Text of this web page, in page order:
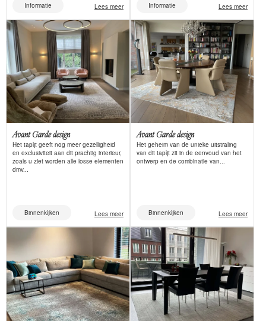
Informatie Lees meer Informatie Lees meer
Avant Garde design
Het tapijt geeft nog meer gezelligheid
en exclusiviteit aan dit prachtig interieur,
zoals u ziet worden alle losse elementen
dmv...
Binnenkijken Lees meer
Avant Garde design
Het geheim van de unieke uitstraling
van dit tapijt zit in de eenvoud van het
ontwerp en de combinatie van...
Binnenkijken Lees meer